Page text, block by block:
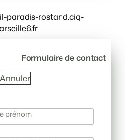
Formulaire de contact
Annuler